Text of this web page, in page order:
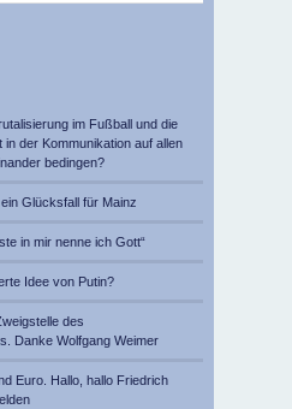
im Fußball und die
der Kommunikation auf allen
bedingen?
Glücksfall für Mainz
in mir nenne ich Gott“
Idee von Putin?
des
Danke Wolfgang Weimer
Euro. Hallo, hallo Friedrich